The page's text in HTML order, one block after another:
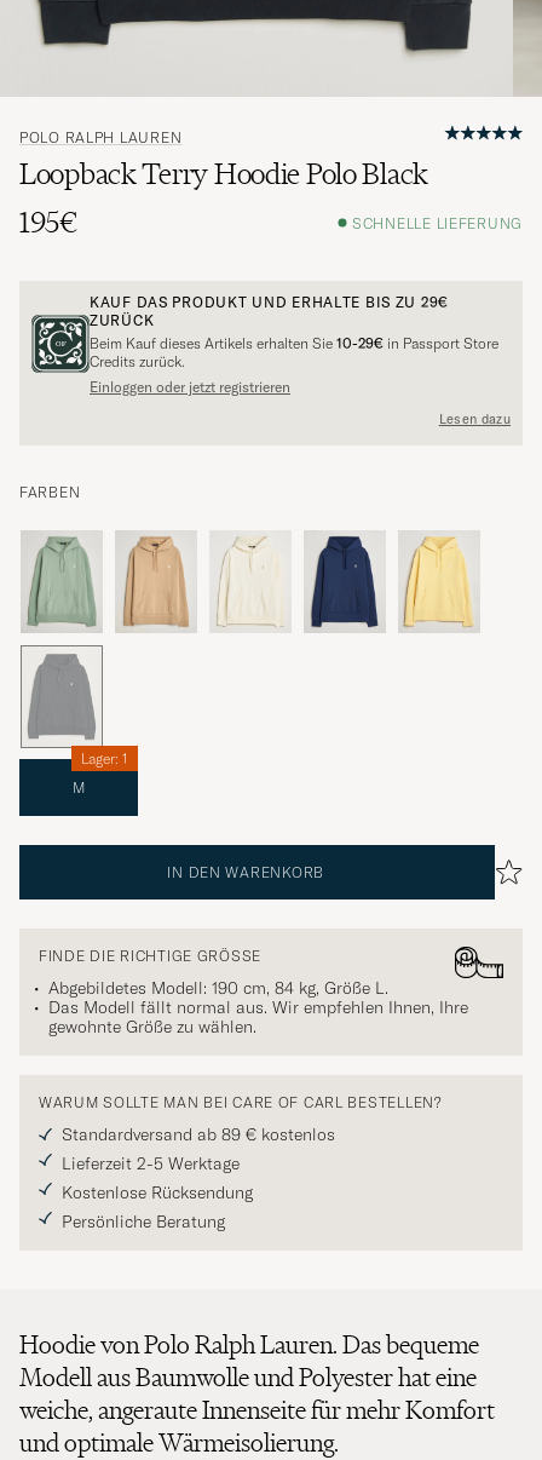
POLO RALPH LAUREN
Loopback Terry Hoodie Polo Black
195€
SCHNELLE LIEFERUNG
KAUF DAS PRODUKT UND ERHALTE BIS ZU 29€
ZURÜCK
Beim Kauf dieses Artikels erhalten Sie 10-29€ in Passport Store
Credits zurück.
Einloggen oder jetzt registrieren
Lesen dazu
FARBEN
M
Lager: 1
IN DEN WARENKORB
FINDE DIE RICHTIGE GRÖSSE
Abgebildetes Modell: 190 cm, 84 kg, Größe L.
Das Modell fällt normal aus. Wir empfehlen Ihnen, Ihre
gewohnte Größe zu wählen.
WARUM SOLLTE MAN BEI CARE OF CARL BESTELLEN?
Standardversand ab 89 € kostenlos
Lieferzeit 2-5 Werktage
Kostenlose Rücksendung
Persönliche Beratung
Hoodie von Polo Ralph Lauren. Das bequeme
Modell aus Baumwolle und Polyester hat eine
weiche, angeraute Innenseite für mehr Komfort
und optimale Wärmeisolierung.